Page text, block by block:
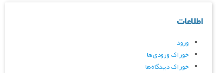
اطلاعات
ورود
خوراک ورودی‌ها
خوراک دیدگاه‌ها